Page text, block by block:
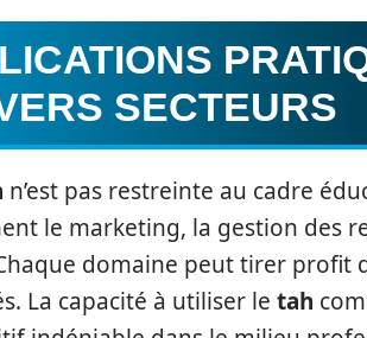
SECTEURS
n’est pas restreinte au cadre
le marketing, la gestion des
domaine peut tirer profit
La capacité à utiliser le tah